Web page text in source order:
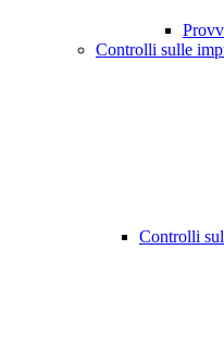
Controlli sulle
Controlli